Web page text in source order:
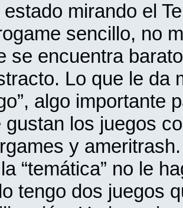
estado mirando el
sencillo, no
se encuentra
Lo que le da
algo importante
gustan los juegos
y
“temática” no le
tengo dos juegos